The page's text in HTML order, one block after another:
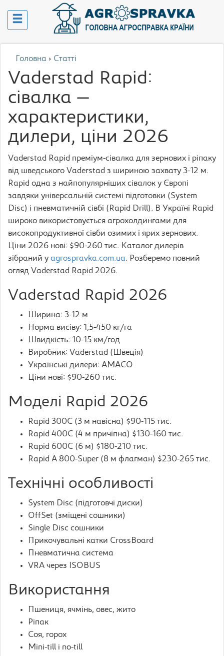
Головна › Статті
Vaderstad Rapid:
сівалка —
характеристики,
дилери, ціни 2026
Vaderstad Rapid преміум-сівалка для зернових і ріпаку
від шведського Vaderstad з шириною захвату 3-12 м.
Rapid одна з найпопулярніших сівалок у Європі
завдяки універсальній системі підготовки (System
Disc) і пневматичній сівбі (Rapid Drill). В Україні Rapid
широко використовується агрохолдингами для
високопродуктивної сівби озимих і ярих зернових.
Ціни 2026 нові: $90-260 тис. Каталог дилерів
зібраний у agrospravka.com.ua. Розберемо повний
огляд Vaderstad Rapid 2026.
Vaderstad Rapid 2026
Ширина: 3-12 м
Норма висіву: 1,5-450 кг/га
Швидкість: 10-15 км/год
Виробник: Vaderstad (Швеція)
Українські дилери: AMACO
Ціни нові: $90-260 тис.
Моделі Rapid 2026
Rapid 300C (3 м навісна) $90-115 тис.
Rapid 400C (4 м причіпна) $130-160 тис.
Rapid 600C (6 м) $180-210 тис.
Rapid A 800-Super (8 м флагман) $230-265 тис.
Технічні особливості
System Disc (підготовчі диски)
OffSet (зміщені сошники)
Single Disc сошники
Прикочувальні катки CrossBoard
Пневматична система
VRA через ISOBUS
Використання
Пшениця, ячмінь, овес, жито
Ріпак
Соя, горох
Mini-till і no-till